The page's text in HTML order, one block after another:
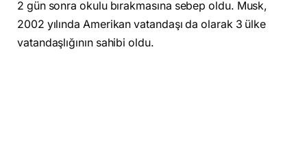
2 gün sonra okulu bırakmasına sebep oldu. Musk,
2002 yılında Amerikan vatandaşı da olarak 3 ülke
vatandaşlığının sahibi oldu.